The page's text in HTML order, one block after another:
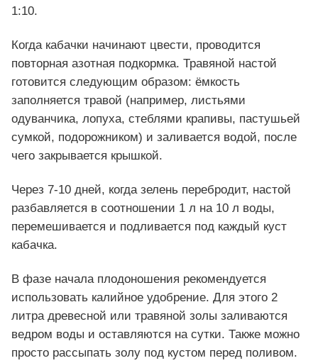
1:10.
Когда кабачки начинают цвести, проводится
повторная азотная подкормка. Травяной настой
готовится следующим образом: ёмкость
заполняется травой (например, листьями
одуванчика, лопуха, стеблями крапивы, пастушьей
сумкой, подорожником) и заливается водой, после
чего закрывается крышкой.
Через 7-10 дней, когда зелень перебродит, настой
разбавляется в соотношении 1 л на 10 л воды,
перемешивается и подливается под каждый куст
кабачка.
В фазе начала плодоношения рекомендуется
использовать калийное удобрение. Для этого 2
литра древесной или травяной золы заливаются
ведром воды и оставляются на сутки. Также можно
просто рассыпать золу под кустом перед поливом.